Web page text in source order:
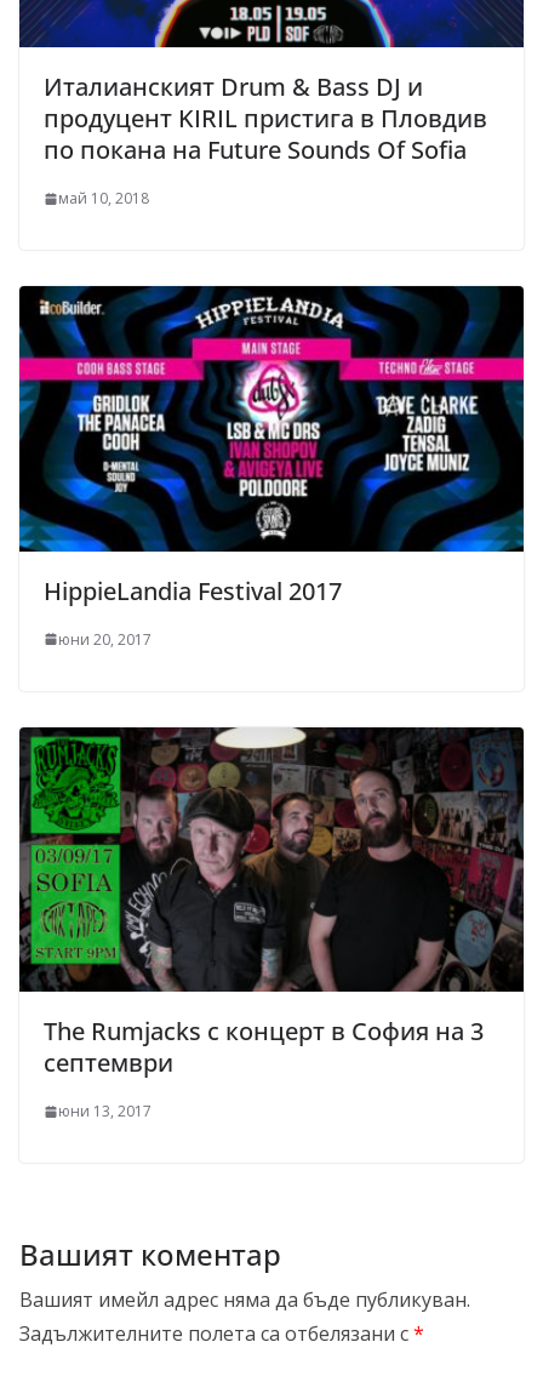
Италианският Drum & Bass DJ и
продуцент KIRIL пристига в Пловдив
по покана на Future Sounds Of Sofia
май 10, 2018
HippieLandia Festival 2017
юни 20, 2017
The Rumjacks с концерт в София на 3
септември
юни 13, 2017
Вашият коментар
Вашият имейл адрес няма да бъде публикуван.
Задължителните полета са отбелязани с*